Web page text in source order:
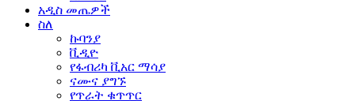
አዲስ መጤዎች
ስለ
ኩባንያ
ቪዲዮ
የፋብሪካ ቪአር ማሳያ
ናሙና ያግኙ
የጥራት ቁጥጥር